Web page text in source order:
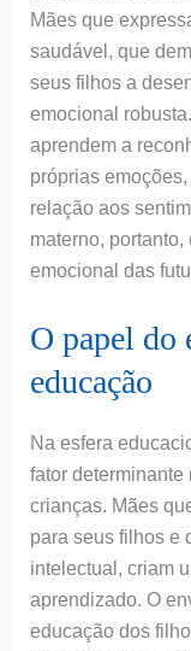
Mães que
saudável, que
seus filhos a
emocional
aprendem a
próprias
relação aos
materno,
emocional das
O papel do
educação
Na esfera
fator
crianças. Mães
para seus filhos e
intelectual, criam
aprendizado. O
educação dos